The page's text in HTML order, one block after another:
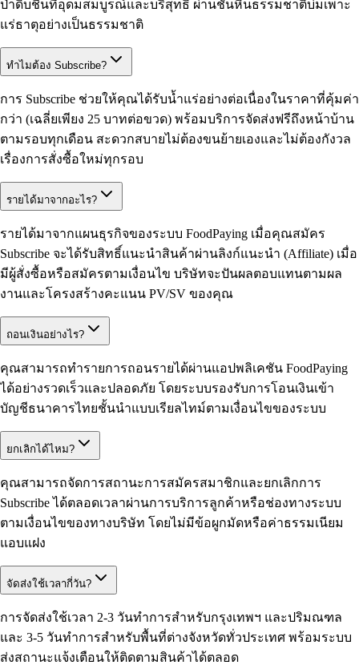
ป่าดิบชื้นที่อุดมสมบูรณ์และบริสุทธิ์ ผ่านชั้นหินธรรมชาติบ่มเพาะ
แร่ธาตุอย่างเป็นธรรมชาติ
ทำไมต้อง Subscribe?
การ Subscribe ช่วยให้คุณได้รับน้ำแร่อย่างต่อเนื่องในราคาที่คุ้มค่า
กว่า (เฉลี่ยเพียง 25 บาทต่อขวด) พร้อมบริการจัดส่งฟรีถึงหน้าบ้าน
ตามรอบทุกเดือน สะดวกสบายไม่ต้องขนย้ายเองและไม่ต้องกังวล
เรื่องการสั่งซื้อใหม่ทุกรอบ
รายได้มาจากอะไร?
รายได้มาจากแผนธุรกิจของระบบ FoodPaying เมื่อคุณสมัคร
Subscribe จะได้รับสิทธิ์แนะนำสินค้าผ่านลิงก์แนะนำ (Affiliate) เมื่อ
มีผู้สั่งซื้อหรือสมัครตามเงื่อนไข บริษัทจะปันผลตอบแทนตามผล
งานและโครงสร้างคะแนน PV/SV ของคุณ
ถอนเงินอย่างไร?
คุณสามารถทำรายการถอนรายได้ผ่านแอปพลิเคชัน FoodPaying
ได้อย่างรวดเร็วและปลอดภัย โดยระบบรองรับการโอนเงินเข้า
บัญชีธนาคารไทยชั้นนำแบบเรียลไทม์ตามเงื่อนไขของระบบ
ยกเลิกได้ไหม?
คุณสามารถจัดการสถานะการสมัครสมาชิกและยกเลิกการ
Subscribe ได้ตลอดเวลาผ่านการบริการลูกค้าหรือช่องทางระบบ
ตามเงื่อนไขของทางบริษัท โดยไม่มีข้อผูกมัดหรือค่าธรรมเนียม
แอบแฝง
จัดส่งใช้เวลากี่วัน?
การจัดส่งใช้เวลา 2-3 วันทำการสำหรับกรุงเทพฯ และปริมณฑล
และ 3-5 วันทำการสำหรับพื้นที่ต่างจังหวัดทั่วประเทศ พร้อมระบบ
ส่งสถานะแจ้งเตือนให้ติดตามสินค้าได้ตลอด